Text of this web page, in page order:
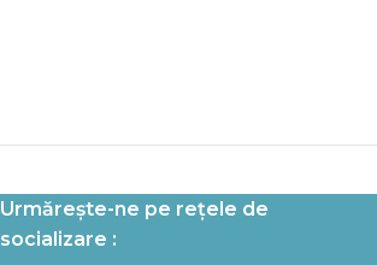
Urmărește-ne pe rețele de
socializare :